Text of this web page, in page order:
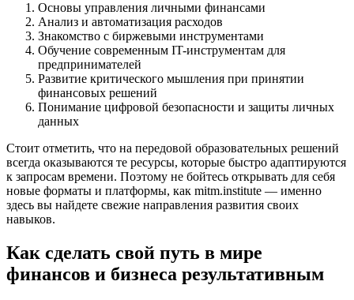
Основы управления личными финансами
Анализ и автоматизация расходов
Знакомство с биржевыми инструментами
Обучение современным IT-инструментам для
предпринимателей
Развитие критического мышления при принятии
финансовых решений
Понимание цифровой безопасности и защиты личных
данных
Стоит отметить, что на передовой образовательных решений
всегда оказываются те ресурсы, которые быстро адаптируются
к запросам времени. Поэтому не бойтесь открывать для себя
новые форматы и платформы, как mitm.institute — именно
здесь вы найдете свежие направления развития своих
навыков.
Как сделать свой путь в мире
финансов и бизнеса результативным